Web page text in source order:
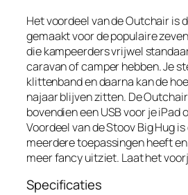
Het voordeel van de Outchair is
gemaakt voor de populaire
die kampeerders vrijwel
caravan of camper hebben. Je
klittenband en daarna kan de
najaar blijven zitten. De
bovendien een USB voor je iPad
Voordeel van de Stoov Big Hug
meerdere toepassingen heeft
meer fancy uitziet. Laat het
Specificaties